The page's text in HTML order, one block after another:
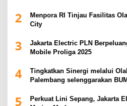
2
Menpora RI Tinjau Fasilitas
City
3
Jakarta Electric PLN
Mobile Proliga 2025
4
Tingkatkan Sinergi melalui
Palembang selenggarakan
5
Perkuat Lini Sepang, Jakarta